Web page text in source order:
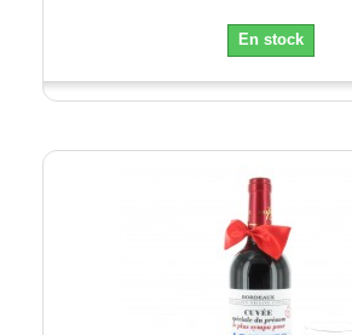
En stock